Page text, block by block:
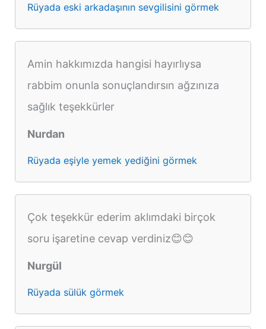
Rüyada eski arkadaşının sevgilisini görmek
Amin hakkımızda hangisi hayırlıysa
rabbim onunla sonuçlandırsın ağzınıza
sağlık teşekkürler
Nurdan
Rüyada eşiyle yemek yediğini görmek
Çok teşekkür ederim aklımdaki birçok
soru işaretine cevap verdiniz😊😊
Nurgül
Rüyada sülük görmek